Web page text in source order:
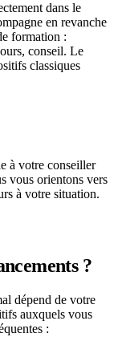
dans le
en revanche
formation :
conseil. Le
classiques
à votre conseiller
vous orientons vers
à votre situation.
?
dépend de votre
auxquels vous
: